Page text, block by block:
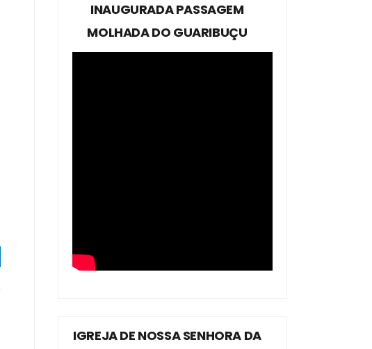
INAUGURADA PASSAGEM
MOLHADA DO GUARIBUÇU
IGREJA DE NOSSA SENHORA DA